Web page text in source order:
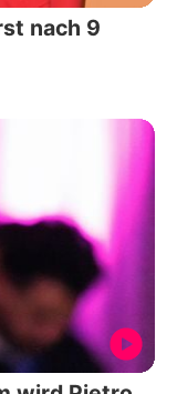
nach 9